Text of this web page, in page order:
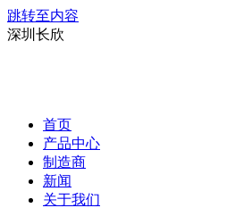
跳转至内容
深圳长欣
首页
产品中心
制造商
新闻
关于我们